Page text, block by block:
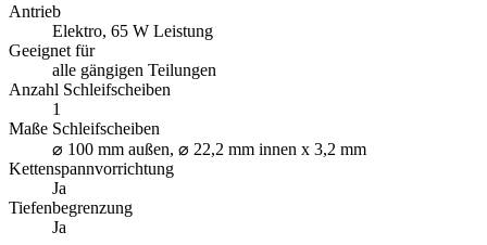
Antrieb
Elektro, 65 W Leistung
Geeignet für
alle gängigen Teilungen
Anzahl Schleifscheiben
1
Maße Schleifscheiben
⌀ 100 mm außen, ⌀ 22,2 mm innen x 3,2 mm
Kettenspannvorrichtung
Ja
Tiefenbegrenzung
Ja